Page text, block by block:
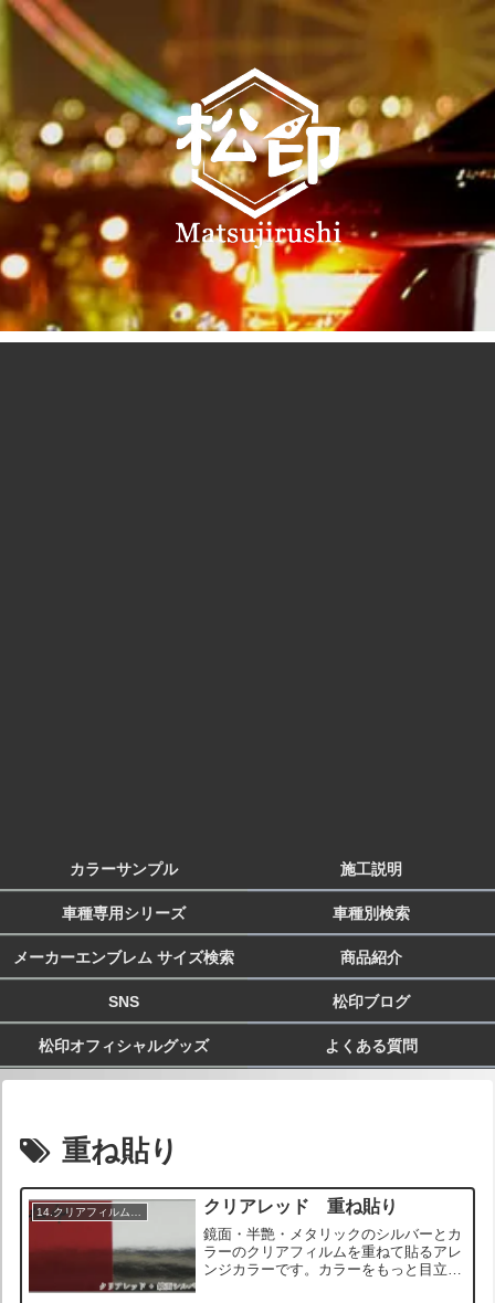
カラーサンプル 施工説明
車種専用シリーズ 車種別検索
メーカーエンブレム サイズ検索 商品紹介
SNS 松印ブログ
松印オフィシャルグッズ よくある質問
重ね貼り
クリアレッド 重ね貼り
鏡面・半艶・メタリックのシルバーとカ
ラーのクリアフィルムを重ねて貼るアレ
ンジカラーです。カラーをもっと目立た